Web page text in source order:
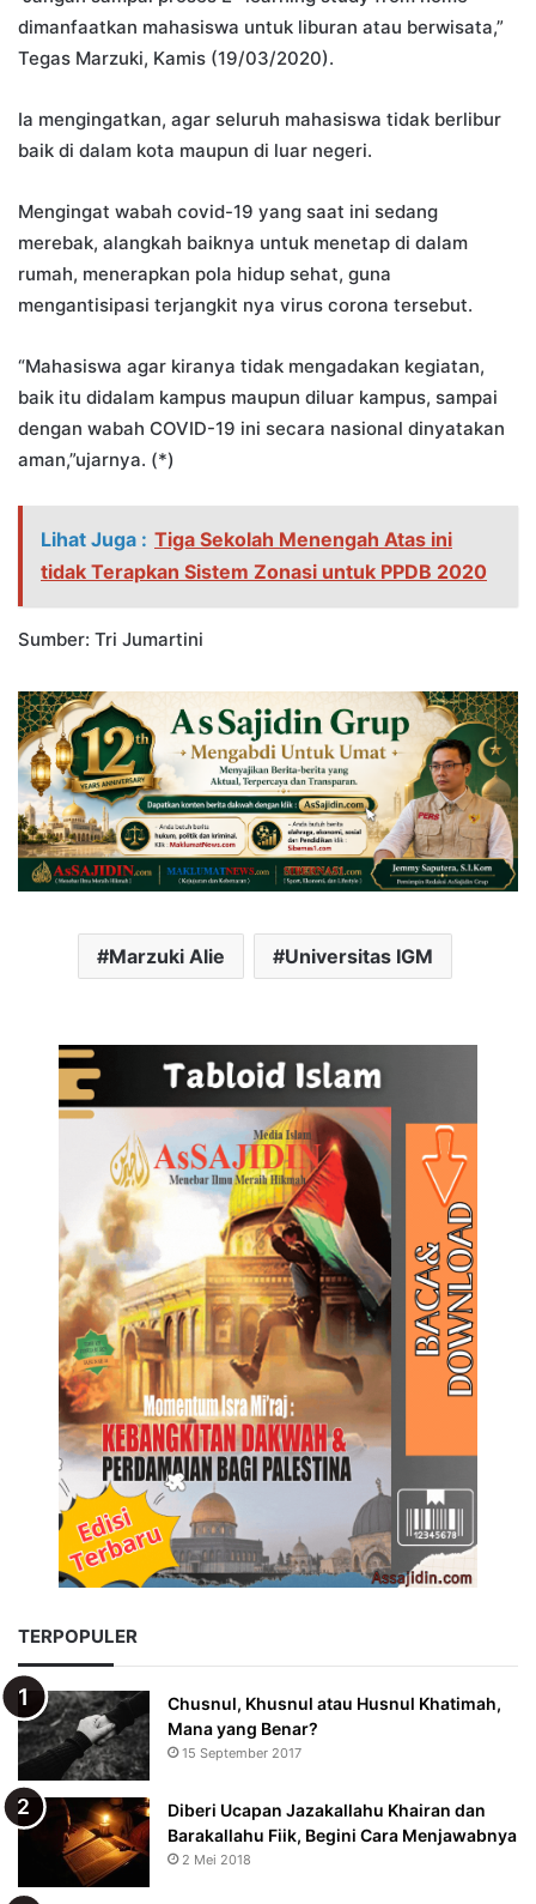
dimanfaatkan mahasiswa untuk liburan atau berwisata,”
Tegas Marzuki, Kamis (19/03/2020).
Ia mengingatkan, agar seluruh mahasiswa tidak berlibur
baik di dalam kota maupun di luar negeri.
Mengingat wabah covid-19 yang saat ini sedang
merebak, alangkah baiknya untuk menetap di dalam
rumah, menerapkan pola hidup sehat, guna
mengantisipasi terjangkit nya virus corona tersebut.
“Mahasiswa agar kiranya tidak mengadakan kegiatan,
baik itu didalam kampus maupun diluar kampus, sampai
dengan wabah COVID-19 ini secara nasional dinyatakan
aman,”ujarnya. (*)
Lihat Juga : Tiga Sekolah Menengah Atas ini
tidak Terapkan Sistem Zonasi untuk PPDB 2020
Sumber: Tri Jumartini
Marzuki Alie Universitas IGM
TERPOPULER
Chusnul, Khusnul atau Husnul Khatimah,
Mana yang Benar?
15 September 2017
Diberi Ucapan Jazakallahu Khairan dan
Barakallahu Fiik, Begini Cara Menjawabnya
2 Mei 2018